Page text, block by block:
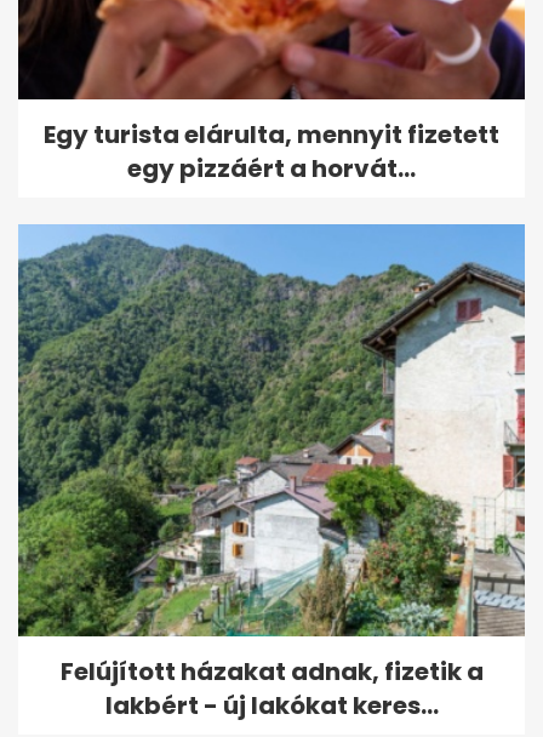
Egy turista elárulta, mennyit fizetett
egy pizzáért a horvát...
Felújított házakat adnak, fizetik a
lakbért - új lakókat keres...